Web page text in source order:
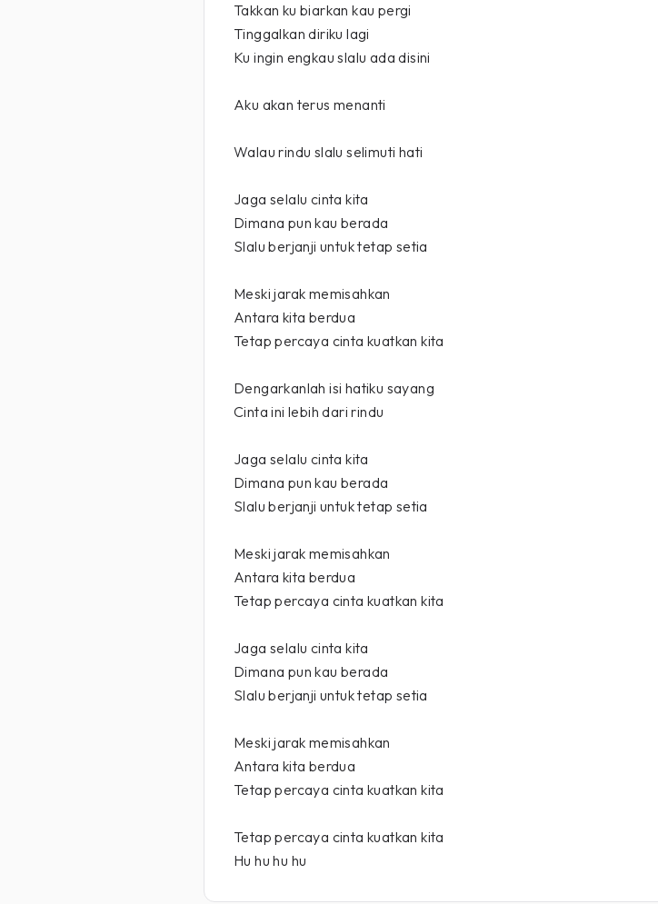
Takkan ku biarkan kau pergi
Tinggalkan diriku lagi
Ku ingin engkau slalu ada disini
Aku akan terus menanti
Walau rindu slalu selimuti hati
Jaga selalu cinta kita
Dimana pun kau berada
Slalu berjanji untuk tetap setia
Meski jarak memisahkan
Antara kita berdua
Tetap percaya cinta kuatkan kita
Dengarkanlah isi hatiku sayang
Cinta ini lebih dari rindu
Jaga selalu cinta kita
Dimana pun kau berada
Slalu berjanji untuk tetap setia
Meski jarak memisahkan
Antara kita berdua
Tetap percaya cinta kuatkan kita
Jaga selalu cinta kita
Dimana pun kau berada
Slalu berjanji untuk tetap setia
Meski jarak memisahkan
Antara kita berdua
Tetap percaya cinta kuatkan kita
Tetap percaya cinta kuatkan kita
Hu hu hu hu